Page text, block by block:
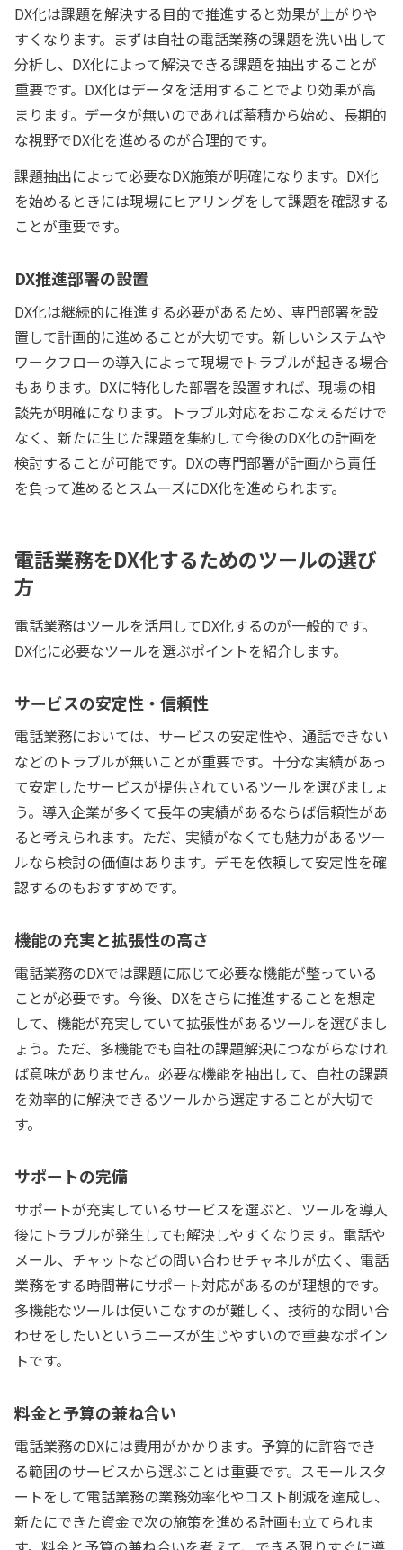
DX化は課題を解決する目的で推進すると効果が上がりや
すくなります。まずは自社の電話業務の課題を洗い出して
分析し、DX化によって解決できる課題を抽出することが
重要です。DX化はデータを活用することでより効果が高
まります。データが無いのであれば蓄積から始め、長期的
な視野でDX化を進めるのが合理的です。
課題抽出によって必要なDX施策が明確になります。DX化
を始めるときには現場にヒアリングをして課題を確認する
ことが重要です。
DX推進部署の設置
DX化は継続的に推進する必要があるため、専門部署を設
置して計画的に進めることが大切です。新しいシステムや
ワークフローの導入によって現場でトラブルが起きる場合
もあります。DXに特化した部署を設置すれば、現場の相
談先が明確になります。トラブル対応をおこなえるだけで
なく、新たに生じた課題を集約して今後のDX化の計画を
検討することが可能です。DXの専門部署が計画から責任
を負って進めるとスムーズにDX化を進められます。
電話業務をDX化するためのツールの選び
方
電話業務はツールを活用してDX化するのが一般的です。
DX化に必要なツールを選ぶポイントを紹介します。
サービスの安定性・信頼性
電話業務においては、サービスの安定性や、通話できない
などのトラブルが無いことが重要です。十分な実績があっ
て安定したサービスが提供されているツールを選びましょ
う。導入企業が多くて長年の実績があるならば信頼性があ
ると考えられます。ただ、実績がなくても魅力があるツー
ルなら検討の価値はあります。デモを依頼して安定性を確
認するのもおすすめです。
機能の充実と拡張性の高さ
電話業務のDXでは課題に応じて必要な機能が整っている
ことが必要です。今後、DXをさらに推進することを想定
して、機能が充実していて拡張性があるツールを選びまし
ょう。ただ、多機能でも自社の課題解決につながらなけれ
ば意味がありません。必要な機能を抽出して、自社の課題
を効率的に解決できるツールから選定することが大切で
す。
サポートの完備
サポートが充実しているサービスを選ぶと、ツールを導入
後にトラブルが発生しても解決しやすくなります。電話や
メール、チャットなどの問い合わせチャネルが広く、電話
業務をする時間帯にサポート対応があるのが理想的です。
多機能なツールは使いこなすのが難しく、技術的な問い合
わせをしたいというニーズが生じやすいので重要なポイン
トです。
料金と予算の兼ね合い
電話業務のDXには費用がかかります。予算的に許容でき
る範囲のサービスから選ぶことは重要です。スモールスタ
ートをして電話業務の業務効率化やコスト削減を達成し、
新たにできた資金で次の施策を進める計画も立てられま